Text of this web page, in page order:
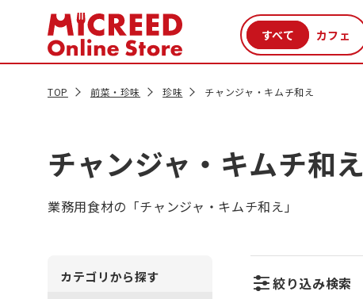
TOP 前菜・珍味 珍味 チャンジャ・キムチ和え
チャンジャ・キムチ和え
業務用食材の「チャンジャ・キムチ和え」
絞り込み検索
カテゴリから探す